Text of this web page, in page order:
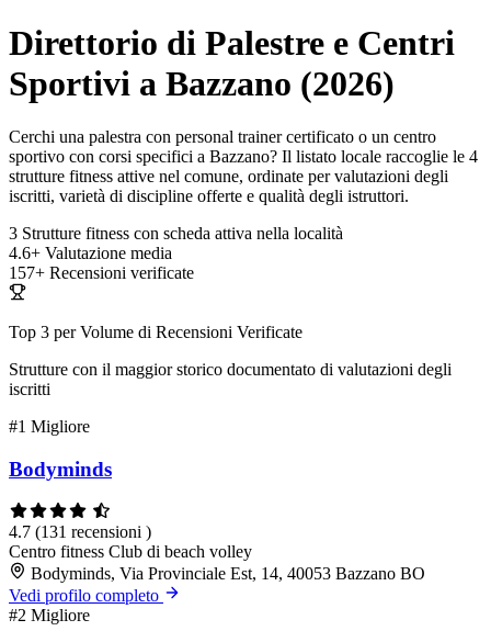
Direttorio di Palestre e Centri
Sportivi a Bazzano (2026)
Cerchi una palestra con personal trainer certificato o un centro
sportivo con corsi specifici a Bazzano? Il listato locale raccoglie le 4
strutture fitness attive nel comune, ordinate per valutazioni degli
iscritti, varietà di discipline offerte e qualità degli istruttori.
3 Strutture fitness con scheda attiva nella località
4.6+ Valutazione media
157+ Recensioni verificate
Top 3 per Volume di Recensioni Verificate
Strutture con il maggior storico documentato di valutazioni degli
iscritti
#1 Migliore
Bodyminds
4.7 (131 recensioni )
Centro fitness Club di beach volley
Bodyminds, Via Provinciale Est, 14, 40053 Bazzano BO
Vedi profilo completo
#2 Migliore